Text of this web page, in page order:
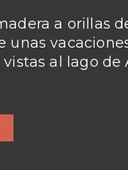
a orillas
unas
al lago de